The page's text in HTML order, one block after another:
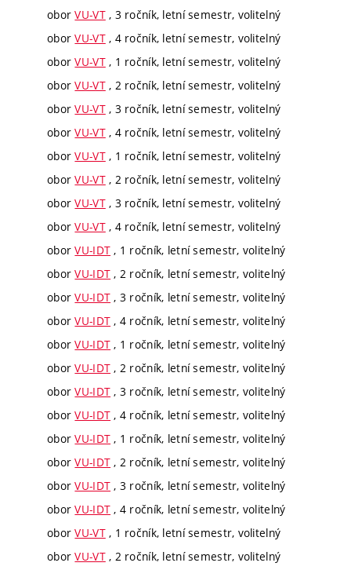
oborVU-VT, 3 ročník, letní semestr, volitelný
oborVU-VT, 4 ročník, letní semestr, volitelný
oborVU-VT, 1 ročník, letní semestr, volitelný
oborVU-VT, 2 ročník, letní semestr, volitelný
oborVU-VT, 3 ročník, letní semestr, volitelný
oborVU-VT, 4 ročník, letní semestr, volitelný
oborVU-VT, 1 ročník, letní semestr, volitelný
oborVU-VT, 2 ročník, letní semestr, volitelný
oborVU-VT, 3 ročník, letní semestr, volitelný
oborVU-VT, 4 ročník, letní semestr, volitelný
oborVU-IDT , 1 ročník, letní semestr, volitelný
oborVU-IDT , 2 ročník, letní semestr, volitelný
oborVU-IDT , 3 ročník, letní semestr, volitelný
oborVU-IDT , 4 ročník, letní semestr, volitelný
oborVU-IDT , 1 ročník, letní semestr, volitelný
oborVU-IDT , 2 ročník, letní semestr, volitelný
oborVU-IDT , 3 ročník, letní semestr, volitelný
oborVU-IDT , 4 ročník, letní semestr, volitelný
oborVU-IDT , 1 ročník, letní semestr, volitelný
oborVU-IDT , 2 ročník, letní semestr, volitelný
oborVU-IDT , 3 ročník, letní semestr, volitelný
oborVU-IDT , 4 ročník, letní semestr, volitelný
oborVU-VT, 1 ročník, letní semestr, volitelný
oborVU-VT, 2 ročník, letní semestr, volitelný